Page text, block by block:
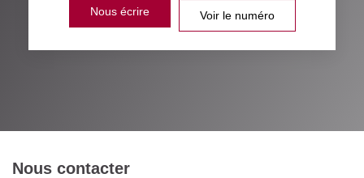
Nous écrire Voir le numéro
Nous contacter